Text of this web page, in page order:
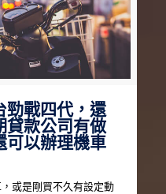
勁戰四代，還
貸款公司有做
可以辦理機車
或是剛買不久有設定動